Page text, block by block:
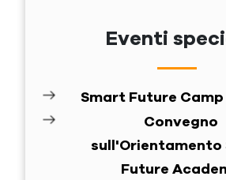
Eventi
Smart Future Camp
Convegno
sull'Orientamento
Future